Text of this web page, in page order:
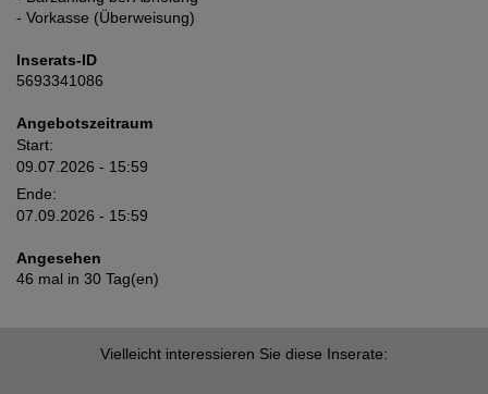
- Vorkasse (Überweisung)
Inserats-ID
5693341086
Angebotszeitraum
Start:
09.07.2026 - 15:59
Ende:
07.09.2026 - 15:59
Angesehen
46 mal in 30 Tag(en)
Vielleicht interessieren Sie diese Inserate: